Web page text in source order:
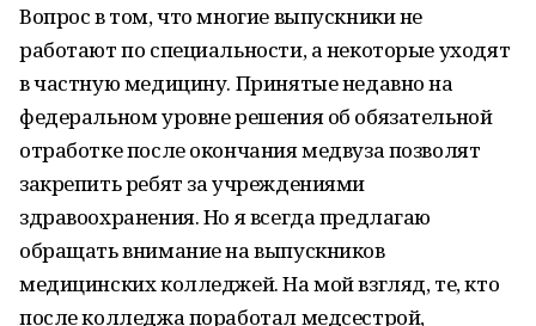
Вопрос в том, что многие выпускники не
работают по специальности, а некоторые уходят
в частную медицину. Принятые недавно на
федеральном уровне решения об обязательной
отработке после окончания медвуза позволят
закрепить ребят за учреждениями
здравоохранения. Но я всегда предлагаю
обращать внимание на выпускников
медицинских колледжей. На мой взгляд, те, кто
после колледжа поработал медсестрой,